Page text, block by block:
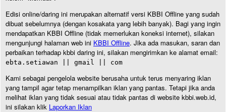
Edisi online/daring ini merupakan alternatif versi KBBI Offline yang sudah
dibuat sebelumnya (dengan kosakata yang lebih banyak). Bagi yang ingin
mendapatkan KBBI Offline (tidak memerlukan koneksi internet), silakan
mengunjungi halaman web ini KBBI Offline. Jika ada masukan, saran dan
perbaikan terhadap kbbi daring ini, silakan mengirimkan ke alamat email:
ebta.setiawan || gmail || com
Kami sebagai pengelola website berusaha untuk terus menyaring iklan
yang tampil agar tetap menampilkan iklan yang pantas. Tetapi jika anda
melihat iklan yang tidak sesuai atau tidak pantas di website kbbi.web.id,
ini silakan klik Laporkan Iklan